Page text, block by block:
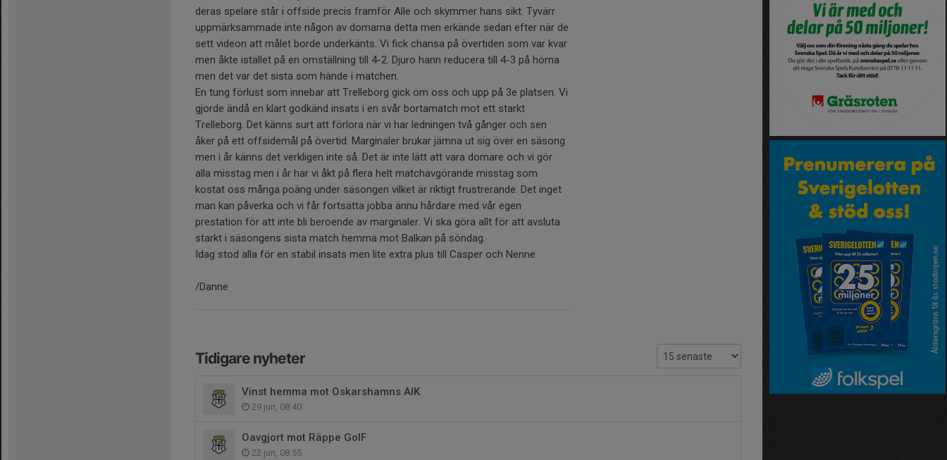
deras spelare står i offside precis framför Alle och skymmer hans sikt. Tyvärr
uppmärksammade inte någon av domarna detta men erkände sedan efter när de
sett videon att målet borde underkänts. Vi fick chansa på övertiden som var kvar
men åkte istället på en omställning till 4-2. Djuro hann reducera till 4-3 på hörna
men det var det sista som hände i matchen.
En tung förlust som innebar att Trelleborg gick om oss och upp på 3e platsen. Vi
gjorde ändå en klart godkänd insats i en svår bortamatch mot ett starkt
Trelleborg. Det känns surt att förlora när vi har ledningen två gånger och sen
åker på ett offsidemål på övertid. Marginaler brukar jämna ut sig över en säsong
men i år känns det verkligen inte så. Det är inte lätt att vara domare och vi gör
alla misstag men i år har vi åkt på flera helt matchavgörande misstag som
kostat oss många poäng under säsongen vilket är riktigt frustrerande. Det inget
man kan påverka och vi får fortsätta jobba ännu hårdare med vår egen
prestation för att inte bli beroende av marginaler. Vi ska göra allt för att avsluta
starkt i säsongens sista match hemma mot Balkan på söndag.
Idag stod alla för en stabil insats men lite extra plus till Casper och Nenne
/Danne
Tidigare nyheter
Vinst hemma mot Oskarshamns AIK
29 jun, 08:40
Oavgjort mot Räppe GoIF
22 jun, 08:55